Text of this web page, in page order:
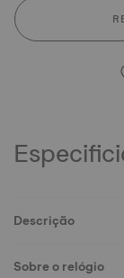
Descrição
Sobre o relógio